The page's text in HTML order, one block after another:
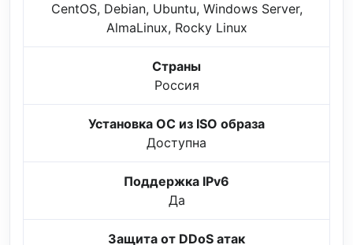
CentOS, Debian, Ubuntu, Windows Server,
AlmaLinux, Rocky Linux
Страны
Россия
Установка ОС из ISO образа
Доступна
Поддержка IPv6
Да
Защита от DDoS атак